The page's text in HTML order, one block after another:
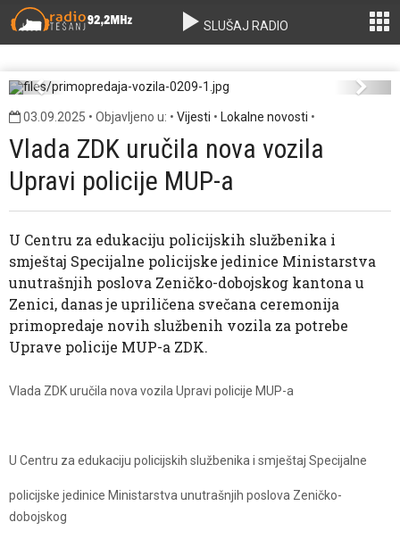
SLUŠAJ RADIO
Previous Next
03.09.2025 • Objavljeno u: • Vijesti • Lokalne novosti •
Vlada ZDK uručila nova vozila
Upravi policije MUP-a
U Centru za edukaciju policijskih službenika i
smještaj Specijalne policijske jedinice Ministarstva
unutrašnjih poslova Zeničko-dobojskog kantona u
Zenici, danas je upriličena svečana ceremonija
primopredaje novih službenih vozila za potrebe
Uprave policije MUP-a ZDK.
Vlada ZDK uručila nova vozila Upravi policije MUP-a
U Centru za edukaciju policijskih službenika i smještaj Specijalne
policijske jedinice Ministarstva unutrašnjih poslova Zeničko-
dobojskog